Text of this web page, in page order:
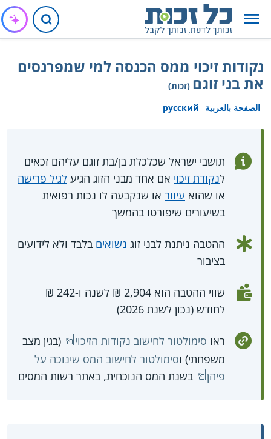
נקודות זיכוי ממס הכנסה למי שמפרנסים
את בני זוגם (זכות)
الصفحة بالعربية
русский
תושבי ישראל שכלכלת בן/בת זוגם עליהם זכאים
לנקודת זיכוי אם אחד מבני הזוג הגיע לגיל פרישה
או שהוא עיוור או שנקבעה לו נכות רפואית
בשיעורים שיפורטו בהמשך
ההטבה ניתנת לבני זוג נשואים בלבד ולא לידועים
בציבור
שווי ההטבה הוא 2,904 ₪ לשנה ו-242 ₪
לחודש (נכון לשנת 2026)
ראו סימולטור לחישוב נקודות הזיכוי
(בגין מצב
משפחתי) וסימולטור לחישוב המס שינוכה על
פיהן
בשנת המס הנוכחית, באתר רשות המסים